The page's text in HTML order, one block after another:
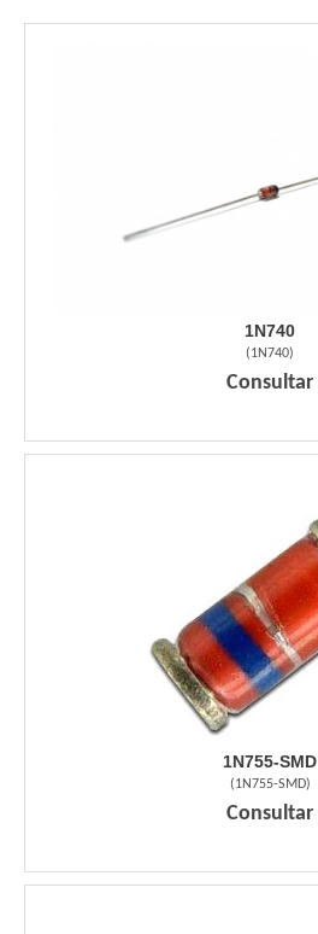
1N740
(1N740)
Consultar
1N755-SMD
(1N755-SMD)
Consultar